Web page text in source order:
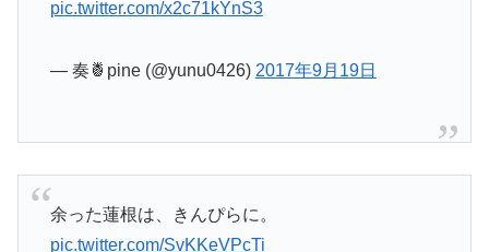
pic.twitter.com/x2c71kYnS3
— 奏🍍pine (@yunu0426) 2017年9月19日
余った蓮根は、きんぴらに。
pic.twitter.com/SvKKeVPcTi